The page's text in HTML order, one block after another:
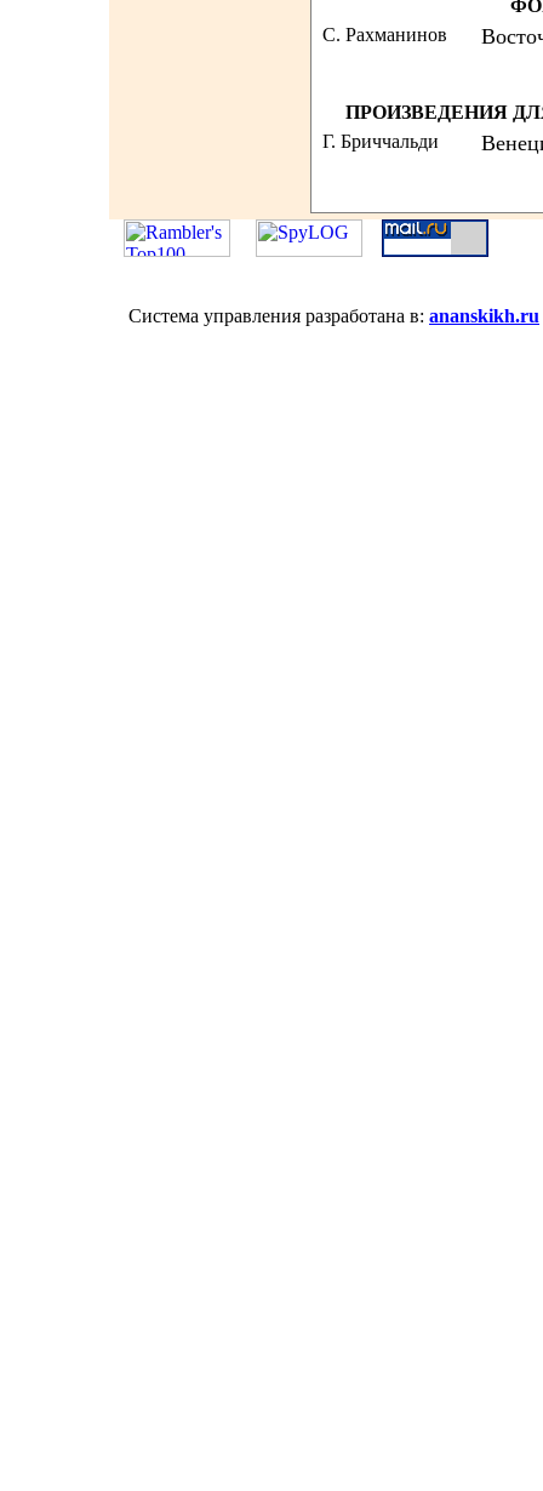
С. Рахманинов
ПРОИЗВЕДЕНИЯ
Г. Бриччальди
Система управления разработана в: ananskikh.ru